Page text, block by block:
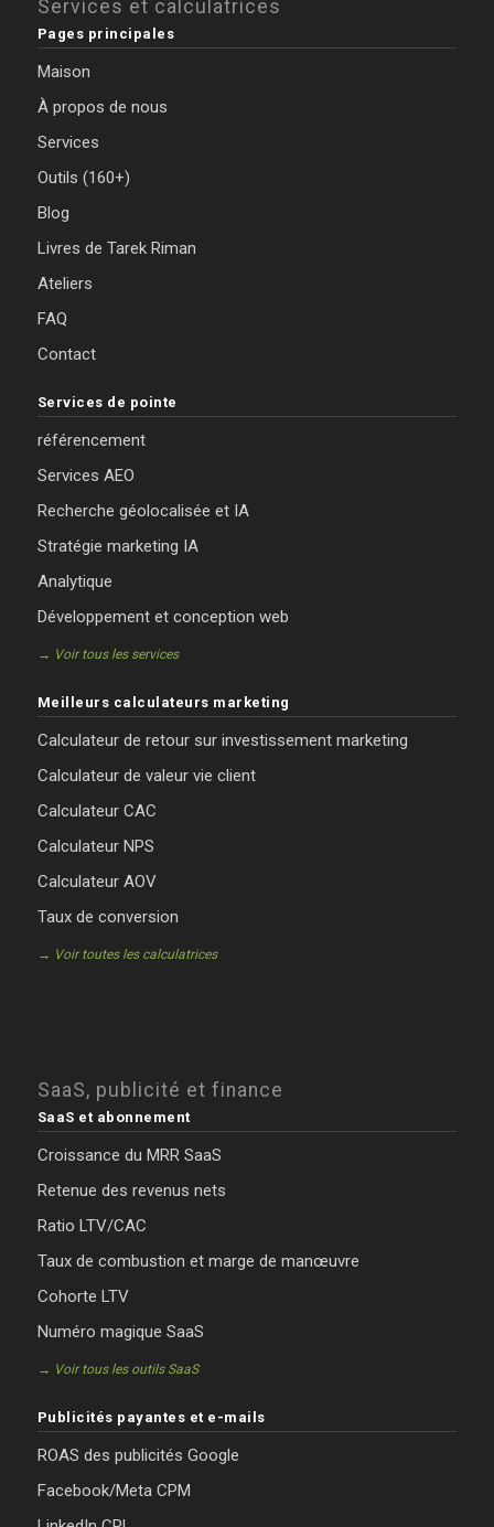
Services et calculatrices
Pages principales
Maison
À propos de nous
Services
Outils (160+)
Blog
Livres de Tarek Riman
Ateliers
FAQ
Contact
Services de pointe
référencement
Services AEO
Recherche géolocalisée et IA
Stratégie marketing IA
Analytique
Développement et conception web
→ Voir tous les services
Meilleurs calculateurs marketing
Calculateur de retour sur investissement marketing
Calculateur de valeur vie client
Calculateur CAC
Calculateur NPS
Calculateur AOV
Taux de conversion
→ Voir toutes les calculatrices
SaaS, publicité et finance
SaaS et abonnement
Croissance du MRR SaaS
Retenue des revenus nets
Ratio LTV/CAC
Taux de combustion et marge de manœuvre
Cohorte LTV
Numéro magique SaaS
→ Voir tous les outils SaaS
Publicités payantes et e-mails
ROAS des publicités Google
Facebook/Meta CPM